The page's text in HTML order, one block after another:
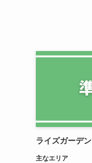
ライズガーデン
主なエリア